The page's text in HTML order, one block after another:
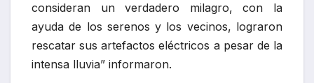
consideran un verdadero milagro, con la
ayuda de los serenos y los vecinos, lograron
rescatar sus artefactos eléctricos a pesar de la
intensa lluvia” informaron.